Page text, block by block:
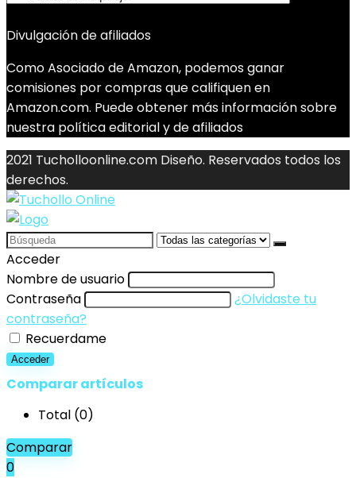
Divulgación de afiliados
Como Asociado de Amazon, podemos ganar
comisiones por compras que califiquen en
Amazon.com. Puede obtener más información sobre
nuestra política editorial y de afiliados
2021 Tucholloonline.com Diseño. Reservados todos los
derechos.
Search
for:
Acceder
Nombre de usuario
Contraseña
¿Olvidaste tu
contraseña?
Recuerdame
Acceder
Comparar artículos
Total (0)
Comparar
0